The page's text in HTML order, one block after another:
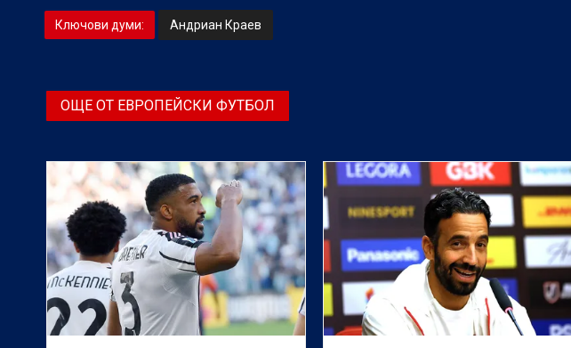
Ключови думи: Андриан Краев
ОЩЕ ОТ ЕВРОПЕЙСКИ ФУТБОЛ